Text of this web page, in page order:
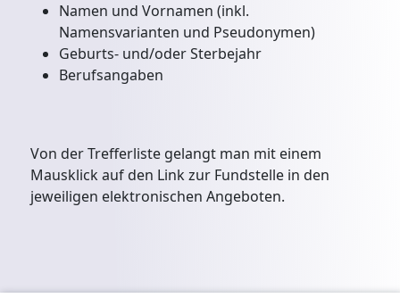
Namen und Vornamen (inkl.
Namensvarianten und Pseudonymen)
Geburts- und/oder Sterbejahr
Berufsangaben
Von der Trefferliste gelangt man mit einem
Mausklick auf den Link zur Fundstelle in den
jeweiligen elektronischen Angeboten.